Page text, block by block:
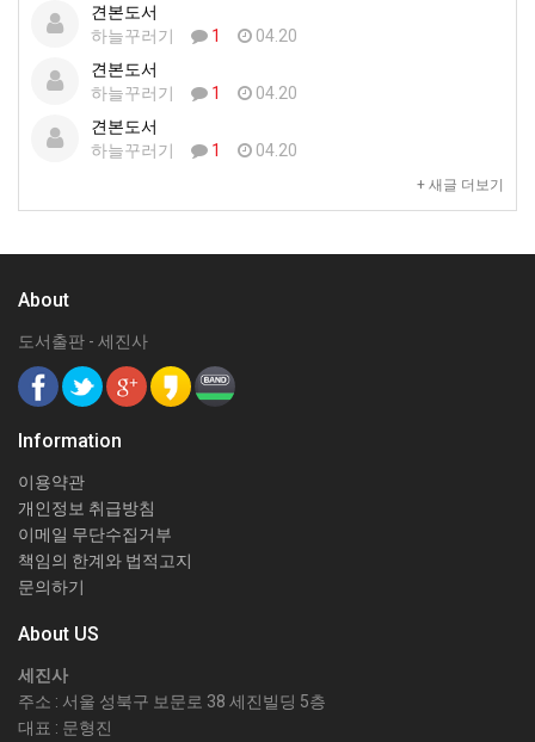
견본도서
하늘꾸러기
1
04.20
견본도서
하늘꾸러기
1
04.20
견본도서
하늘꾸러기
1 04.20
+ 새글 더보기
About
도서출판 - 세진사
Information
이용약관
개인정보 취급방침
이메일 무단수집거부
책임의 한계와 법적고지
문의하기
About US
세진사
주소 : 서울 성북구 보문로 38 세진빌딩 5층
대표 : 문형진